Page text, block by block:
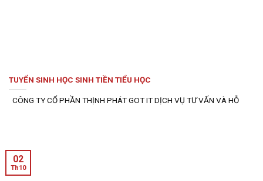
TUYỂN SINH HỌC SINH TIỀN TIỂU HỌC
CÔNG TY CỔ PHẦN THỊNH PHÁT GOT IT DỊCH VỤ TƯ VẤN VÀ HỖ
02
Th10